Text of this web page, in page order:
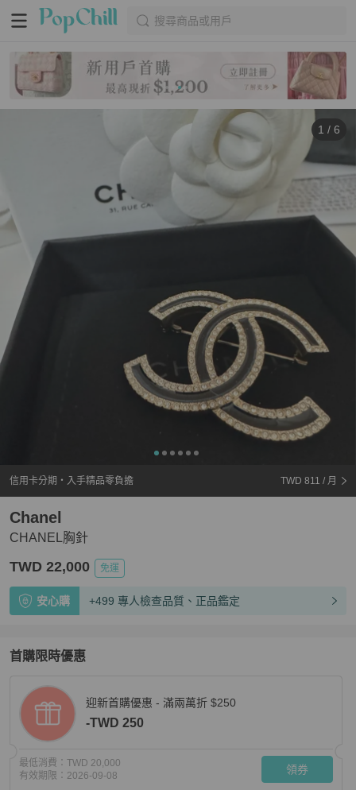
搜尋商品或用戶
1 / 6
信用卡分期・入手精品零負擔 TWD 811 / 月
CHANEL胸針
Chanel
TWD 22,000 免運
安心購 +499 專人檢查品質、正品鑑定
首購限時優惠
迎新首購優惠 - 滿兩萬折 $250
-TWD 250
最低消費： TWD 20,000
有效期限： 2026-09-08 領券